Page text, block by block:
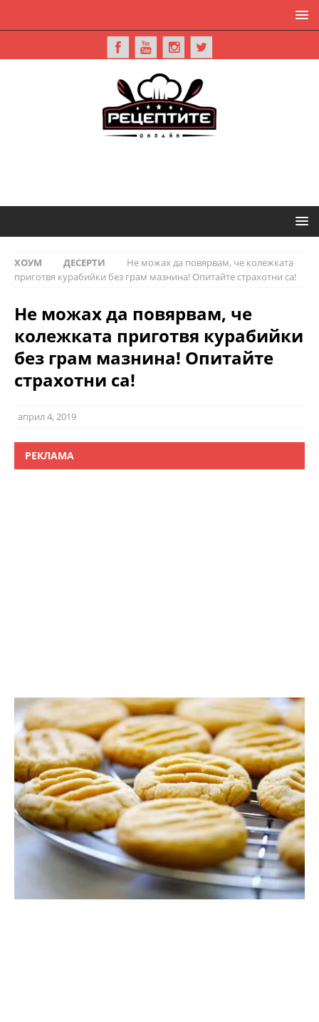
ХОУМ ДЕСЕРТИ
Не можах да повярвам, че колежката
приготвя курабийки без грам мазнина! Опитайте страхотни са!
Не можах да повярвам, че
колежката приготвя курабийки
без грам мазнина! Опитайте
страхотни са!
април 4, 2019
РЕКЛАМА